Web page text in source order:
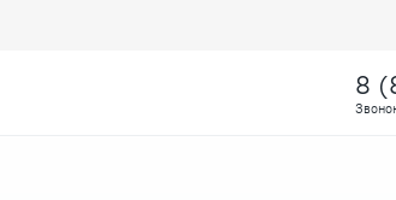
8